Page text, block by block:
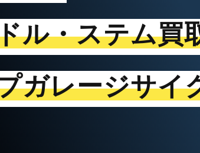
ル・ステム買
ガレージサイ